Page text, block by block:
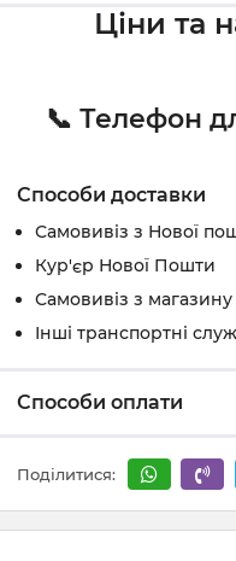
Ціни та
📞 Телефон
Способи доставки
Самовивіз з Нової
Кур'єр Нової Пошти
Самовивіз з магазину
Інші транспортні
Способи оплати
Поділитися: